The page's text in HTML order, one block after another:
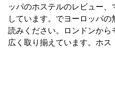
ッパのホステルのレビュー
しています。でヨーロッパ
読みください。ロンドンか
広く取り揃えています。ホス